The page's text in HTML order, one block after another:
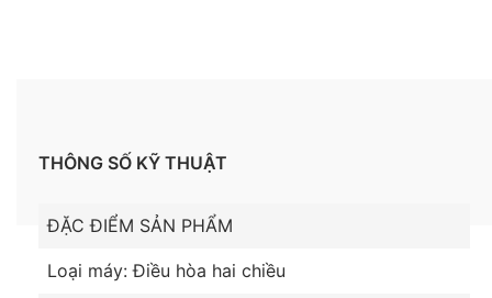
THÔNG SỐ KỸ THUẬT
ĐẶC ĐIỂM SẢN PHẨM
Loại máy: Điều hòa hai chiều